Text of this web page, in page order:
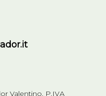
Valentino. P.IVA